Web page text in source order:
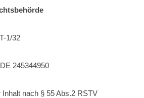
1/32
245344950
Inhalt nach § 55 Abs.2 RSTV